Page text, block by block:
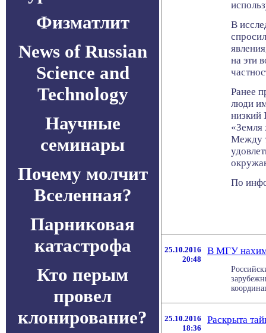
Физматлит
News of Russian
Science and
Technology
Научные
семинары
Почему молчит
Вселенная?
Парниковая
катастрофа
Кто перым
провел
клонирование?
В
на эти
Ранее
люди
низкий
«Земля
Между
По
25.10.2016
20:48
В МГУ
25.10.2016
18:36
Раскрыта